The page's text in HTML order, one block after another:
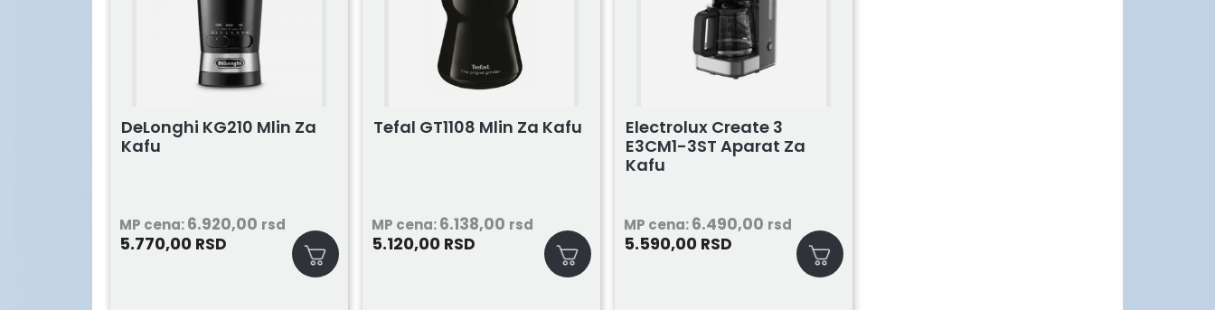
DeLonghi KG210 Mlin Za
Kafu
MP cena:6.920,00 rsd
5.770,00 RSD
Tefal GT1108 Mlin Za Kafu
MP cena:6.138,00 rsd
5.120,00 RSD
Electrolux Create 3
E3CM1-3ST Aparat Za
Kafu
MP cena:6.490,00 rsd
5.590,00 RSD